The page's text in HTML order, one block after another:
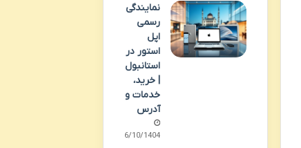
نمایندگی
رسمی
اپل
استور در
استانبول
| خرید،
خدمات و
آدرس
06/10/1404